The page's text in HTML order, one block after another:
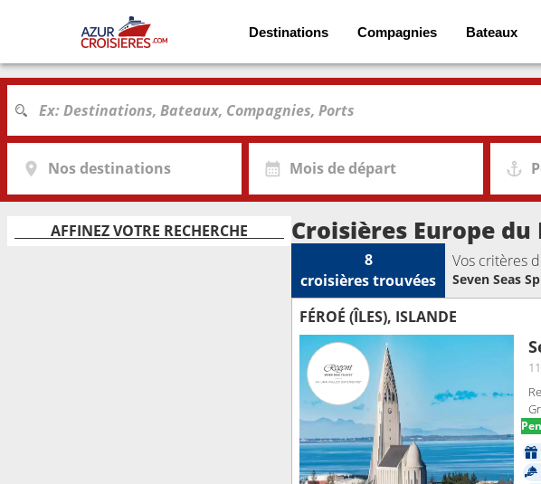
Destinations Compagnies Bateaux
Nos destinations Mois de départ
AFFINEZ VOTRE RECHERCHE Croisières Europe du
8
croisièrestrouvées
Vos critères
Seven Seas
FÉROÉ (ÎLES), ISLANDE